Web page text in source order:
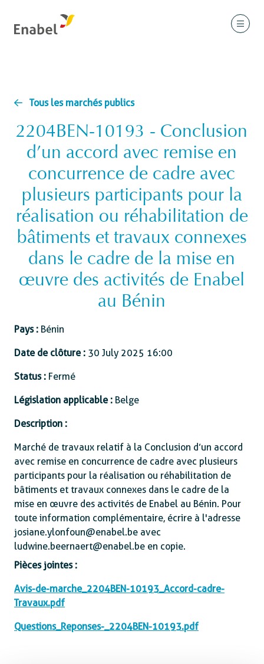
Tous les marchés publics
2204BEN-10193 - Conclusion
d’un accord avec remise en
concurrence de cadre avec
plusieurs participants pour la
réalisation ou réhabilitation de
bâtiments et travaux connexes
dans le cadre de la mise en
œuvre des activités de Enabel
au Bénin
Pays : Bénin
Date de clôture : 30 July 2025 16:00
Status : Fermé
Législation applicable : Belge
Description :
Marché de travaux relatif à la Conclusion d’un accord
avec remise en concurrence de cadre avec plusieurs
participants pour la réalisation ou réhabilitation de
bâtiments et travaux connexes dans le cadre de la
mise en œuvre des activités de Enabel au Bénin. Pour
toute information complémentaire, écrire à l'adresse
josiane.ylonfoun@enabel.be avec
ludwine.beernaert@enabel.be en copie.
Pièces jointes :
Avis-de-marche_2204BEN-10193_Accord-cadre-
Travaux.pdf
Questions_Reponses-_2204BEN-10193.pdf